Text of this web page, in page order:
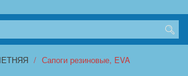
Сапоги резиновые, EVA